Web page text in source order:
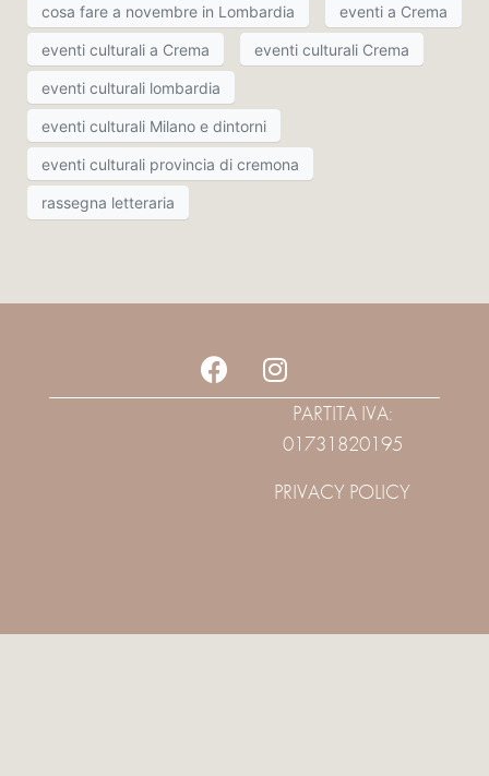
cosa fare a novembre in Lombardia eventi a Crema
eventi culturali a Crema eventi culturali Crema
eventi culturali lombardia
eventi culturali Milano e dintorni
eventi culturali provincia di cremona
rassegna letteraria
PARTITA IVA:
01731820195
PRIVACY POLICY